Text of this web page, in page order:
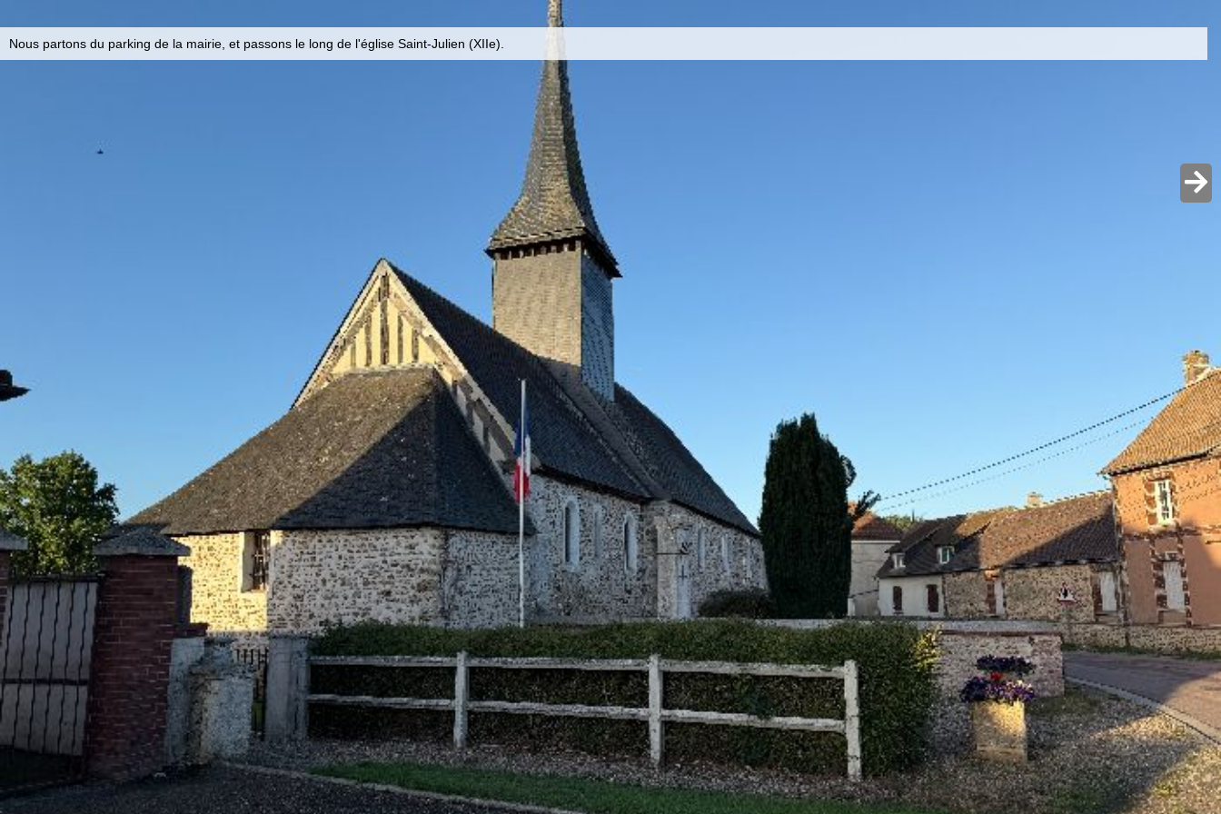
Nous partons du parking de la mairie, et passons le long de l'église Saint-Julien (XIIe).